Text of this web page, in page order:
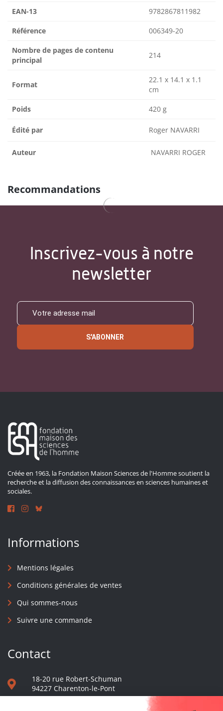
EAN-13 9782867811982
Référence 006349-20
Nombre de pages de contenu
principal
214
Format
22.1 x 14.1 x 1.1
cm
Poids 420 g
Édité par Roger NAVARRI
Auteur NAVARRI ROGER
Recommandations
Inscrivez-vous à notre
newsletter
S'ABONNER
Créée en 1963, la Fondation Maison Sciences de l'Homme soutient la
recherche et la diffusion des connaissances en sciences humaines et
sociales.
Informations
Mentions légales
Conditions générales de ventes
Qui sommes-nous
Suivre une commande
Contact
18-20 rue Robert-Schuman
94227 Charenton-le-Pont